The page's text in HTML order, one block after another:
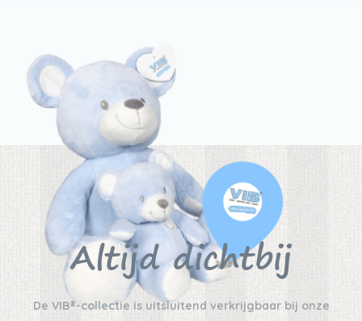
Altijd dichtbij
De VIB®-collectie is uitsluitend verkrijgbaar bij onze